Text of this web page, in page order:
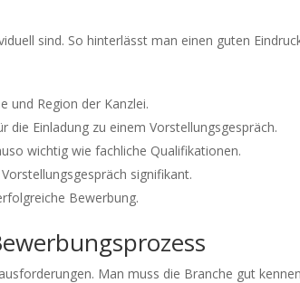
sind. So hinterlässt man einen guten
und Region der Kanzlei.
die Einladung zu einem Vorstellungsgespräch.
wichtig wie fachliche Qualifikationen.
signifikant.
Bewerbung.
Man muss die Branche gut